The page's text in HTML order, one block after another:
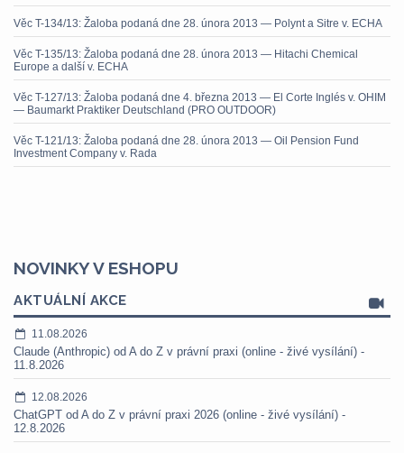
Věc T-134/13: Žaloba podaná dne 28. února 2013 — Polynt a Sitre v. ECHA
Věc T-135/13: Žaloba podaná dne 28. února 2013 — Hitachi Chemical
Europe a další v. ECHA
Věc T-127/13: Žaloba podaná dne 4. března 2013 — El Corte Inglés v. OHIM
— Baumarkt Praktiker Deutschland (PRO OUTDOOR)
Věc T-121/13: Žaloba podaná dne 28. února 2013 — Oil Pension Fund
Investment Company v. Rada
NOVINKY V ESHOPU
AKTUÁLNÍ AKCE
11.08.2026
Claude (Anthropic) od A do Z v právní praxi (online - živé vysílání) -
11.8.2026
12.08.2026
ChatGPT od A do Z v právní praxi 2026 (online - živé vysílání) -
12.8.2026